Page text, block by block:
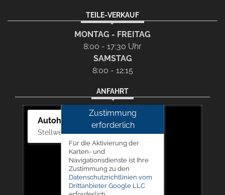
TEILE-VERKAUF
MONTAG - FREITAG
8:00 - 17:30 Uhr
SAMSTAG
8:00 - 12:15
ANFAHRT
Autohaus Picker
Stellwerk 5, 57368 Lennestadt
Zustimmung
erforderlich
Für die Aktivierung der
Karten- und
Navigationsdienste ist Ihre
Zustimmung zu den
Datenschutzrichtlinien vom
Drittanbieter Google LLC